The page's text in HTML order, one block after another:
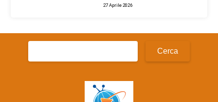
27 Aprile 2026
Ricerca